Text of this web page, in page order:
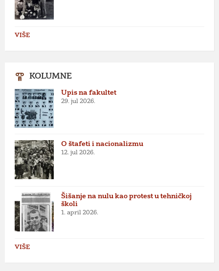
VIŠE
KOLUMNE
Upis na fakultet
29. jul 2026.
O štafeti i nacionalizmu
12. jul 2026.
Šišanje na nulu kao protest u tehničkoj
školi
1. april 2026.
VIŠE